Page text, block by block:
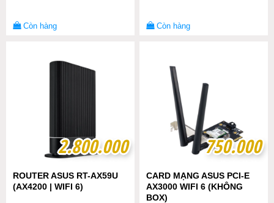
Còn hàng Còn hàng
2.800.000
2.800.000
ROUTER ASUS RT-AX59U
(AX4200 | WIFI 6)
750.000
750.000
CARD MẠNG ASUS PCI-E
AX3000 WIFI 6 (KHÔNG
BOX)